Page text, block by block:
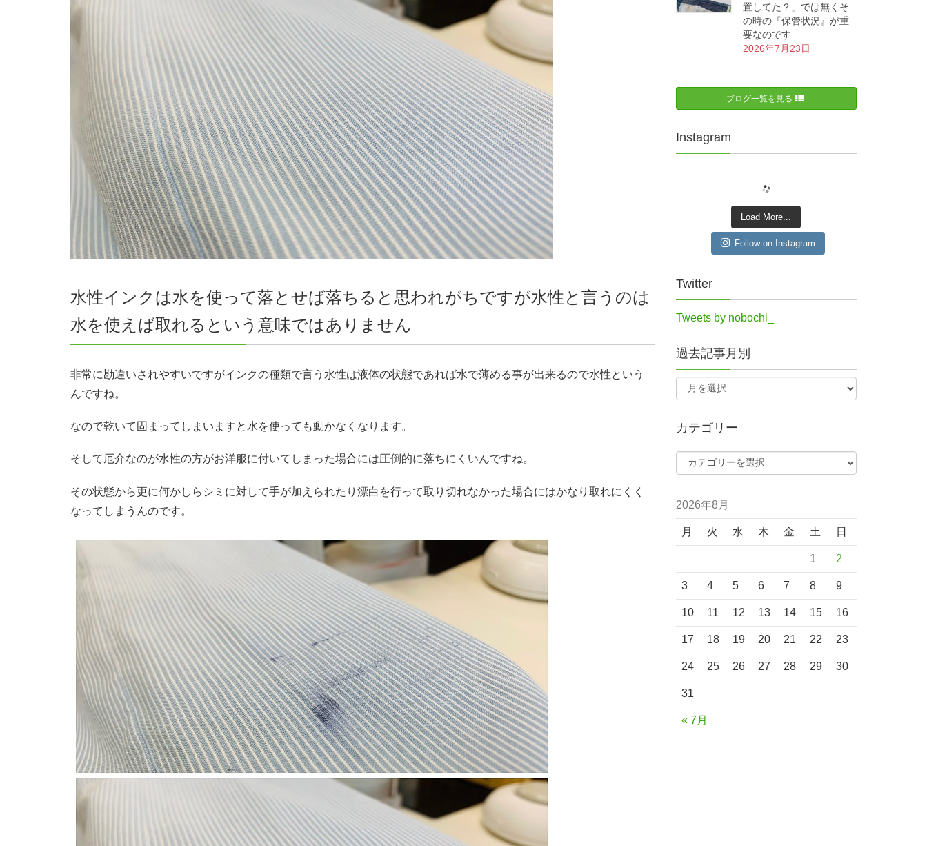
水性インクは水を使って落とせば落ちると思われがちですが水性と言うのは
水を使えば取れるという意味ではありません
非常に勘違いされやすいですがインクの種類で言う水性は液体の状態であれば水で薄める事が出来るので水性という
んですね。
なので乾いて固まってしまいますと水を使っても動かなくなります。
そして厄介なのが水性の方がお洋服に付いてしまった場合には圧倒的に落ちにくいんですね。
その状態から更に何かしらシミに対して手が加えられたり漂白を行って取り切れなかった場合にはかなり取れにくく
なってしまうんのです。
置してた？」では無くそ
の時の『保管状況』が重
要なのです
2026年7月23日
ブログ一覧を見る
Instagram
Load More...
Follow on Instagram
Twitter
Tweets by nobochi_
過去記事月別
カテゴリー
2026年8月
月 火 水 木 金 土 日
« 7月
1 2
3 4 5 6 7 8 9
10 11 12 13 14 15 16
17 18 19 20 21 22 23
24 25 26 27 28 29 30
31